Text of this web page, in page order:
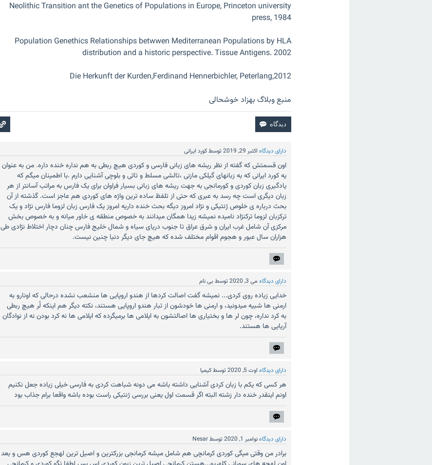
Neolithic Transition ant the Genetics of Populations in Europe, Princeton university
press, 1984
Population Genethics Relationships betwwen Mediterranean Populations by HLA
distribution and a historic perspective. Tissue Antigens. 2002
Die Herkunft der Kurden,Ferdinand Hennerbichler, Peterlang,2012
منبع وبلاگ بهزاد خوشحالی
دارای دیدگاه اکتبر 29, 2019 توسطکورد ایرانی
اون قسمتش که گفته از نظر ریشه های زبانی فارسی و کوردی هیچ ربطی به هم نداره خنده داره. من به عنوان
یه کورد ایرانی که به زبانهای گیلکی مازنی ،تالشی مسلط و تاتی و بلوچی آشنایی دارم .با اطمینان میگم که
یادگیری زبان کوردی و کورمانجی به جهت ریشه های زبانی بسیار فراوان برای یک فارس به مراتب آسانتر از هر
زبان دیگری است چه رسد به عبری که حتی از تلفظ ساده ترین واژه های کوردی هم عاجز است. گذشته از آن
بحث درباره ی خلوص ژنتیکی و نژاد امروز دیگه بحث خنده داریه امروز یک فارس زبان لزوما فارس نژاد و یک
ترکزبان لزوما ترکنژاد نامیده نمیشه زیدا همگان میدانند به خصوص منطقه ی خاور میانه و به خصوص بخش
مرکزی آن شامل غرب ایران و شرق عراق تا جنوب دریای سیاه و شمال خلیج فارس چنان دچار اختلاط نژادی طی
هزاران سال عبور و هجوم اقوام مختلف شده که هیچ جای دیگر دنیا چنین نیست.
دارای دیدگاه می 3, 2020 توسط بی نام
خدایی زیاده روی کردی... نمیشه گفت اصالت کردها از هندو اروپایی ها منشعب نشده درحالی که اونارو به
ارمنی ها شبیه میدونید، و ارمنی ها خودشون از تبار هندو اروپایی هستند، نکته دیگر هم اینکه لُر هیچ ربطی
به کرد نداره، چون لر ها و بختیاری ها اصالتشون به ایلامی ها برمیگرده که ایلامی ها نه کرد بودن نه از نوادگان
آریایی ها هستند.
دارای دیدگاه اوت 5, 2020 توسطکیمیا
هر کسی که یکم با زبان کردی آشنایی داشته باشه می دونه شباهت کردی به فارسی خیلی زیاده جعل نکنیم
اونم اینقدر خنده دار زشته البته اگر قسمت اول یعنی بررسی ژنتیکی راست بوده باشه واقعا برام جذاب بود
دارای دیدگاهنوامبر 1, 2020 توسطNesar
برادر من وقتی میگی کوردی کرمانچی هم شامل میشه کرمانجی بزرکترین و اصیل ترین لهجع کوردی هس و بعد